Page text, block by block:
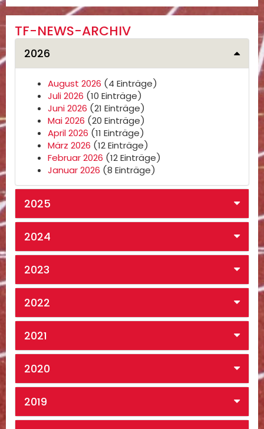
TF-NEWS-ARCHIV
2026
August 2026 (4 Einträge)
Juli 2026 (10 Einträge)
Juni 2026 (21 Einträge)
Mai 2026 (20 Einträge)
April 2026 (11 Einträge)
März 2026 (12 Einträge)
Februar 2026 (12 Einträge)
Januar 2026 (8 Einträge)
2025
2024
2023
2022
2021
2020
2019